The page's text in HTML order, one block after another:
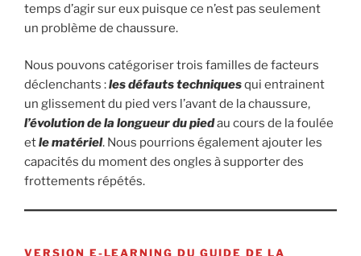
temps d’agir sur eux puisque ce n’est pas seulement
un problème de chaussure.
Nous pouvons catégoriser trois familles de facteurs
déclenchants :les défauts techniquesqui entrainent
un glissement du pied vers l’avant de la chaussure,
l’évolution de la longueur du piedau cours de la foulée
etle matériel. Nous pourrions également ajouter les
capacités du moment des ongles à supporter des
frottements répétés.
VERSION E-LEARNING DU GUIDE DE LA